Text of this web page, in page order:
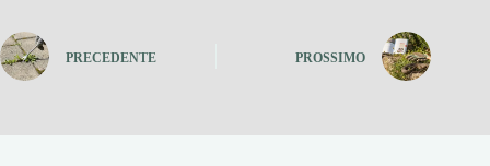
PRECEDENTE PROSSIMO